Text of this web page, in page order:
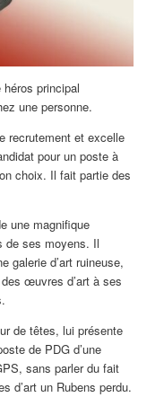
principal
une personne.
recrutement et excelle
pour un poste à
choix. Il fait partie des
une magnifique
de ses moyens. Il
galerie d’art ruineuse,
œuvres d’art à ses
de têtes, lui présente
de PDG d’une
sans parler du fait
d’art un Rubens perdu.